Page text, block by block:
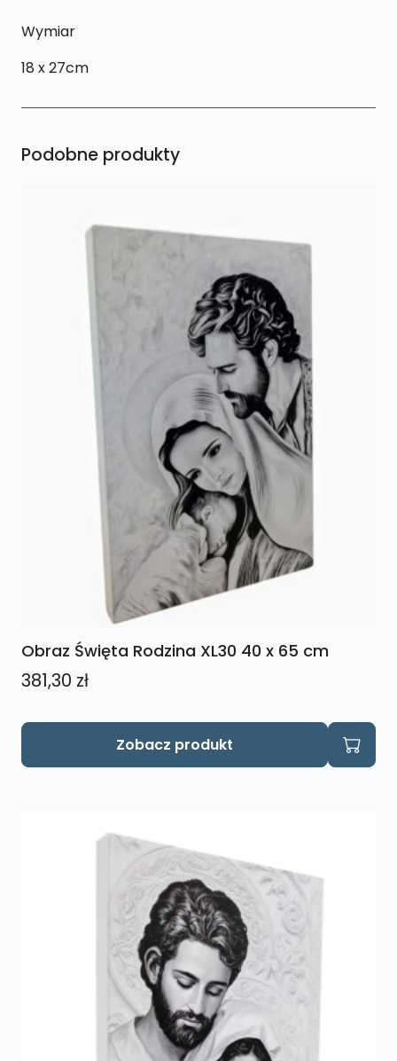
Wymiar
18 x 27cm
Podobne produkty
Obraz Święta Rodzina XL30 40 x 65 cm
381,30 zł
Zobacz produkt